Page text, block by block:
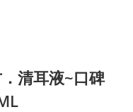
清耳液~口碑